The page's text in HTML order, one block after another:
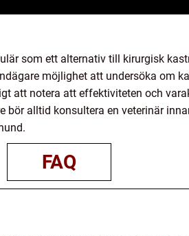
som ett alternativ till kirurgisk
möjlighet att undersöka om
att notera att effektiviteten och
alltid konsultera en veterinär
FAQ